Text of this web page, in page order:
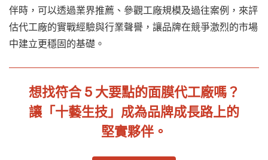
伴時，可以透過業界推薦、參觀工廠規模及過往案例，來評
估代工廠的實戰經驗與行業聲譽，讓品牌在競爭激烈的市場
中建立更穩固的基礎。
想找符合 5 大要點的面膜代工廠嗎？
讓「十藝生技」成為品牌成長路上的
堅實夥伴。